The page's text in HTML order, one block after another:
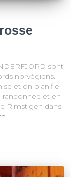
sont
norvégiens.
et on planifie
randonnée et en
Rimstigen dans